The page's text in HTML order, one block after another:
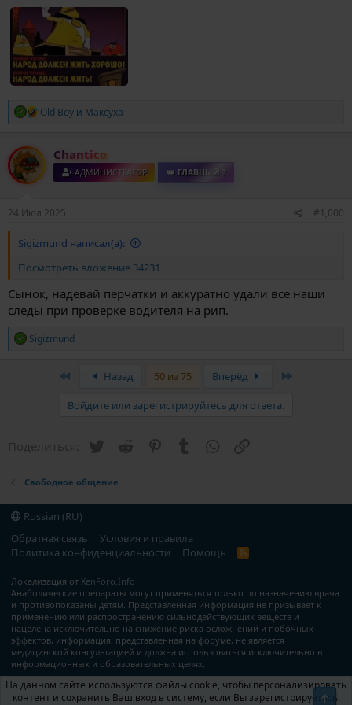
Р
к
ц
и
Old Boy и Максуха
Chantico
АДМИНИСТРАТОР 👑 ГЛАВНЫЙ ?
24 Июл 2025 #1,000
Sigizmund написал(а):
Посмотреть вложение 34231
Сынок, надевай перчатки и аккуратно удали все наши
следы при проверке водителя на рип.
РSigizmund
Назад 50 из 75 Вперёд
Войдите или зарегистрируйтесь для ответа.
Поделиться: Twitter Reddit PinterestTumblr WhatsApp
Свободное общение
Russian (RU)
Обратная связь
Условия и правила
Политика конфиденциальности
Помощь
R
Локализация от XenForo.Info
Анаболические препараты могут применяться только по назначению врача
и противопоказаны детям. Представленная информация не призывает к
применению или распространению сильнодействующих веществ и
нацелена исключительно на снижение риска осложнений и побочных
эффектов, информация, представленная на форуме, не является
медицинской консультацией и должна использоваться исключительно в
информационных и образовательных целях.
На данном сайте используются файлы cookie, чтобы персонализировать
контент и сохранить Ваш вход в систему, если Вы зарегистрируетесь.